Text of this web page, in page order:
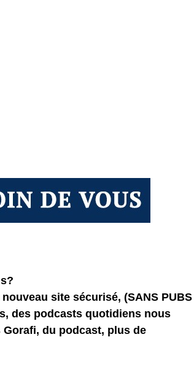
site sécurisé, (SANS PUBS
des podcasts quotidiens nous
Gorafi, du podcast, plus de